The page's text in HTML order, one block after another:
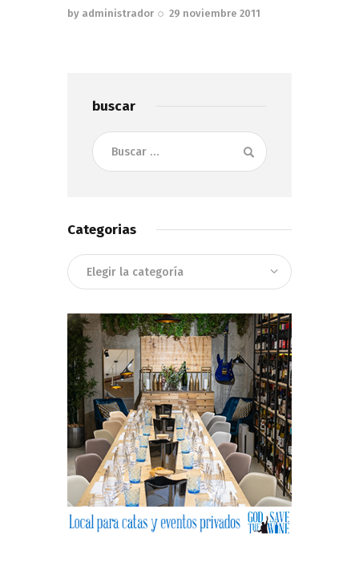
by administrador 29 noviembre 2011
buscar
Buscar:
Categorias
Categorias